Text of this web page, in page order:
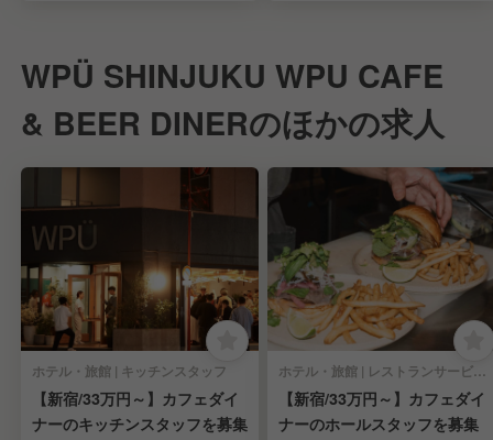
WPÜ SHINJUKU WPU CAFE
& BEER DINERのほかの求人
ホテル・旅館 | キッチンスタッフ
【新宿/33万円～】カフェダイ
ナーのキッチンスタッフを募集
ホテル・旅館 | レストランサービス・ホールスタッフ
【新宿/33万円～】カフェダイ
ナーのホールスタッフを募集